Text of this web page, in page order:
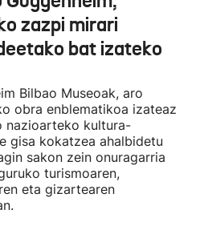
zazpi mirari
bat izateko
Bilbao Museoak, aro
obra enblematikoa izateaz
nazioarteko kultura-
gisa kokatzea ahalbidetu
sakon zein onuragarria
turismoaren,
eta gizartearen